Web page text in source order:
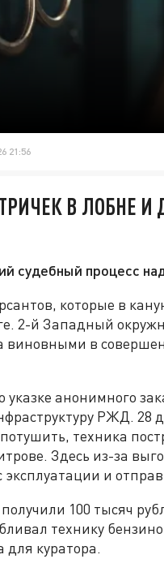
21:56
В ЛОБНЕ
судебный процесс
которые в
2-й Западный
в
указке анонимного
РЖД. 28
техника
Здесь из-за
и
100 тысяч
технику
для куратора.